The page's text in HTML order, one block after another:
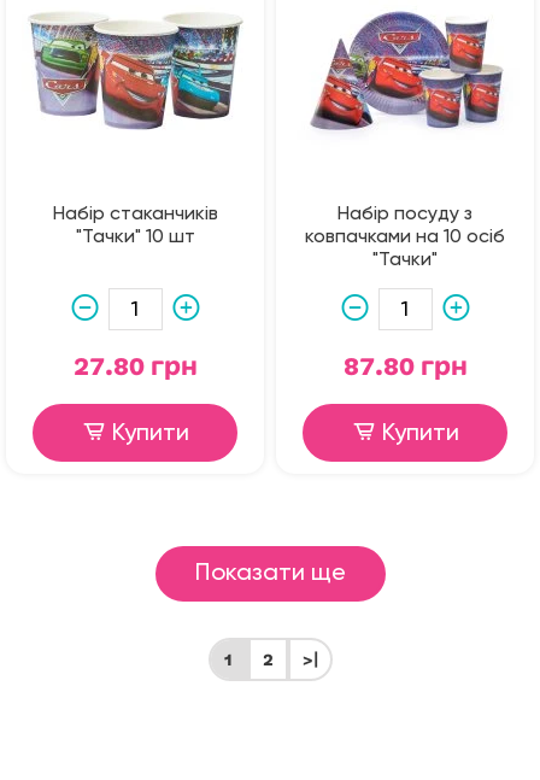
Набір стаканчиків
"Тачки" 10 шт
27.80 грн
Купити
Набір посуду з
ковпачками на 10 осіб
"Тачки"
87.80 грн
Купити
Показати ще
1 2 >|